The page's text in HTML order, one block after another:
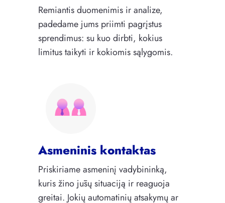
Remiantis duomenimis ir analize,
padedame jums priimti pagrįstus
sprendimus: su kuo dirbti, kokius
limitus taikyti ir kokiomis sąlygomis.
Asmeninis kontaktas
Priskiriame asmeninį vadybininką,
kuris žino jūsų situaciją ir reaguoja
greitai. Jokių automatinių atsakymų ar